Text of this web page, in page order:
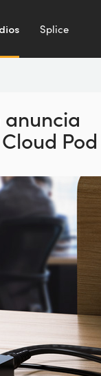
Splice
Pod